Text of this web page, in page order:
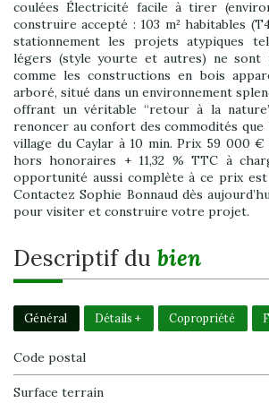
coulées Électricité facile à tirer
construire accepté : 103 m² habitables
stationnement les projets atypiques
légers (style yourte et autres) ne sont
comme les constructions en bois
arboré, situé dans un environnement
offrant un véritable “retour à la
renoncer au confort des commodités
village du Caylar à 10 min. Prix 59 000
hors honoraires + 11,32 % TTC à
opportunité aussi complète à ce prix
Contactez Sophie Bonnaud dès
pour visiter et construire votre projet.
descriptif du bien
Général Détails + Copropriété
Code postal
surface terrain